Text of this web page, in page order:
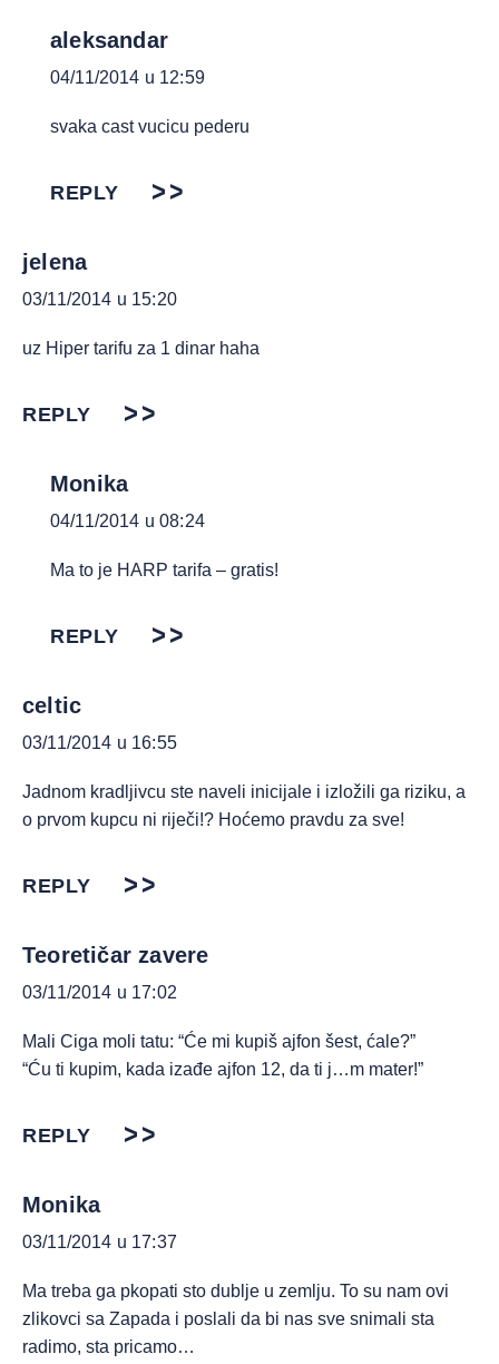
aleksandar
04/11/2014 u 12:59
svaka cast vucicu pederu
REPLY
jelena
03/11/2014 u 15:20
uz Hiper tarifu za 1 dinar haha
REPLY
Monika
04/11/2014 u 08:24
Ma to je HARP tarifa – gratis!
REPLY
celtic
03/11/2014 u 16:55
Jadnom kradljivcu ste naveli inicijale i izložili ga riziku, a
o prvom kupcu ni riječi!? Hoćemo pravdu za sve!
REPLY
Teoretičar zavere
03/11/2014 u 17:02
Mali Ciga moli tatu: “Će mi kupiš ajfon šest, ćale?”
“Ću ti kupim, kada izađe ajfon 12, da ti j…m mater!”
REPLY
Monika
03/11/2014 u 17:37
Ma treba ga pkopati sto dublje u zemlju. To su nam ovi
zlikovci sa Zapada i poslali da bi nas sve snimali sta
radimo, sta pricamo…